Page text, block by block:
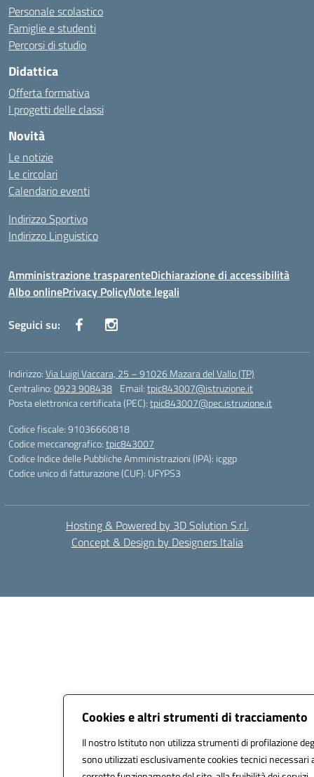
Cookies e altri strumenti di tracciamento
Il nostro Istituto non utilizza strumenti di profilazione
sono utilizzati esclusivamente cookies tecnici necessari
Personale scolastico
Famiglie e studenti
Percorsi di studio
Didattica
Offerta formativa
I progetti delle classi
Novità
Le notizie
Le circolari
Calendario eventi
Indirizzo Sportivo
Indirizzo Linguistico
Amministrazione trasparenteDichiarazione di accessibilità
Albo onlinePrivacy PolicyNote legali
Seguici su:
Indirizzo:Via Luigi Vaccara, 25 – 91026 Mazara del Vallo (TP)
Centralino:0923 908438 Email:tpic843007@istruzione.it
Posta elettronica certificata (PEC):tpic843007@pec.istruzione.it
Codice fiscale: 91036660818
Codice meccanografico:tpic843007
Codice Indice delle Pubbliche Amministrazioni (IPA): icggp
Codice unico di fatturazione (CUF): UFYPS3
Hosting & Powered by 3D Solution S.r.l.
Concept & Design by Designers Italia